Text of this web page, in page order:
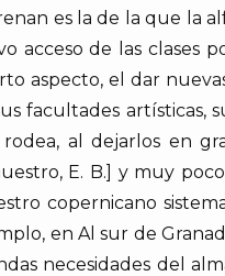
es la de la que la
acceso de las clases
aspecto, el dar
facultades artísticas,
al dejarlos en
E. B.] y muy
copernicano
en Al sur de
necesidades del